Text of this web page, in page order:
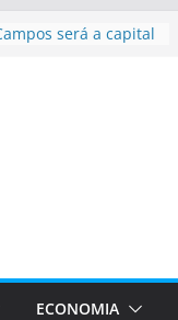
para o segundo
de volta!
Estão
Orientados
de transfer,
de alto padrão
ECONOMIA